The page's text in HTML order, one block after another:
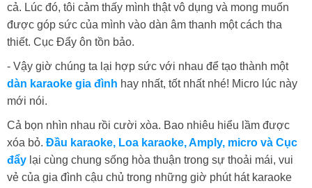
cả. Lúc đó, tôi cảm thấy mình thật vô dụng và mong muốn
được góp sức của mình vào dàn âm thanh một cách tha
thiết. Cục Đẩy ôn tồn bảo.
- Vậy giờ chúng ta lại hợp sức với nhau để tạo thành một
dàn karaoke gia đình hay nhất, tốt nhất nhé! Micro lúc này
mới nói.
Cả bọn nhìn nhau rồi cười xòa. Bao nhiêu hiểu lầm được
xóa bỏ. Đầu karaoke, Loa karaoke, Amply, micro và Cục
đẩy lại cùng chung sống hòa thuận trong sự thoải mái, vui
vẻ của gia đình cậu chủ trong những giờ phút hát karaoke